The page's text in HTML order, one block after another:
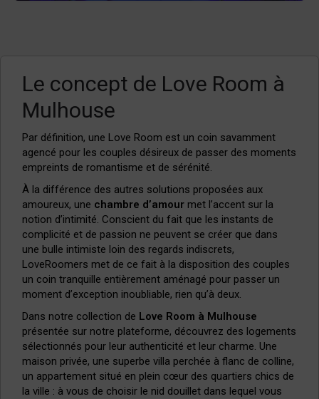
Le concept de Love Room à
Mulhouse
Par définition, une Love Room est un coin savamment
agencé pour les couples désireux de passer des moments
empreints de romantisme et de sérénité.
À la différence des autres solutions proposées aux
amoureux, une chambre d’amour met l’accent sur la
notion d’intimité. Conscient du fait que les instants de
complicité et de passion ne peuvent se créer que dans
une bulle intimiste loin des regards indiscrets,
LoveRoomers met de ce fait à la disposition des couples
un coin tranquille entièrement aménagé pour passer un
moment d’exception inoubliable, rien qu’à deux.
Dans notre collection de Love Room à Mulhouse
présentée sur notre plateforme, découvrez des logements
sélectionnés pour leur authenticité et leur charme. Une
maison privée, une superbe villa perchée à flanc de colline,
un appartement situé en plein cœur des quartiers chics de
la ville : à vous de choisir le nid douillet dans lequel vous